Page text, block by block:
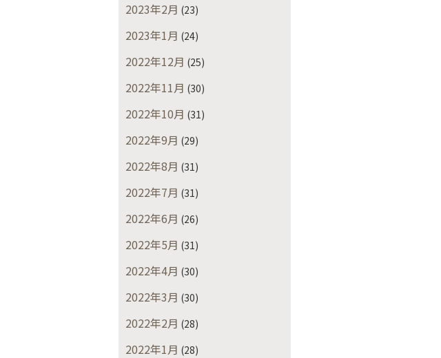
2023年2月 (23)
2023年1月 (24)
2022年12月 (25)
2022年11月 (30)
2022年10月 (31)
2022年9月 (29)
2022年8月 (31)
2022年7月 (31)
2022年6月 (26)
2022年5月 (31)
2022年4月 (30)
2022年3月 (30)
2022年2月 (28)
2022年1月 (28)